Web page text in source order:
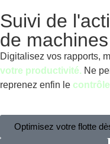
Suivi de
de machines
Digitalisez vos rapports,
votre productivité. Ne
reprenez enfin le
Optimisez votre flotte